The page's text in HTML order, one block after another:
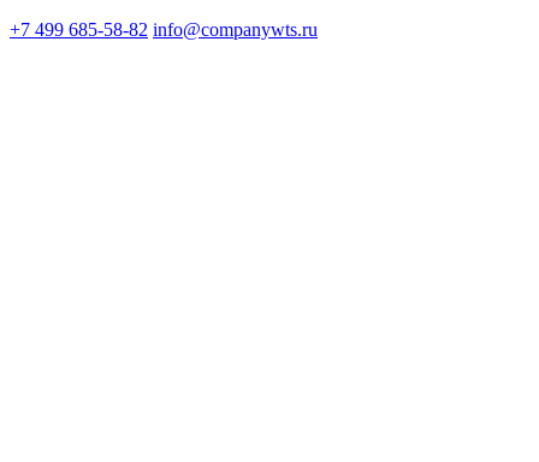
+7 499 685-58-82 info@companywts.ru